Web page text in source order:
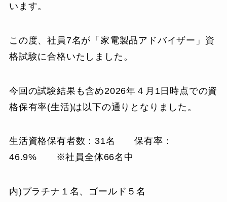
います。
この度、社員7名が「家電製品アドバイザー」資
格試験に合格いたしました。
今回の試験結果も含め2026年４月1日時点での資
格保有率(生活)は以下の通りとなりました。
生活資格保有者数：31名 保有率：
46.9% ※社員全体66名中
内)プラチナ１名、ゴールド５名